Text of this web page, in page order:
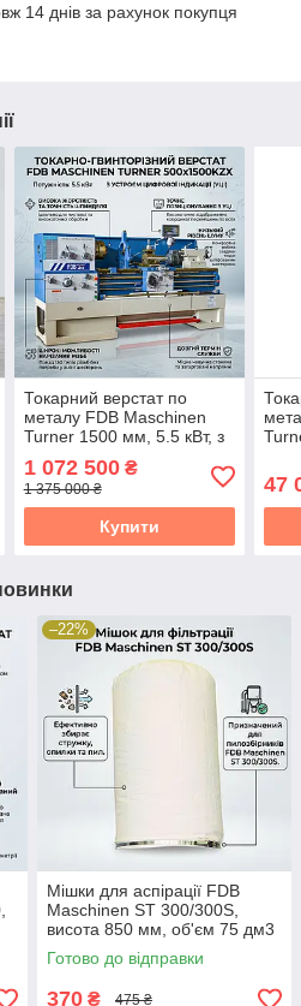
14 днів за рахунок покупця
Токарний верстат по
металу FDB Maschinen
Turner 1500 мм, 5.5 кВт, з
УЦІ
1 072 500₴
1 375 000 ₴
Купити
47
–22%
Мішки для аспірації FDB
Maschinen ST 300/300S,
висота 850 мм, об'єм 75 дм3
Готово до відправки
370 ₴ 475 ₴